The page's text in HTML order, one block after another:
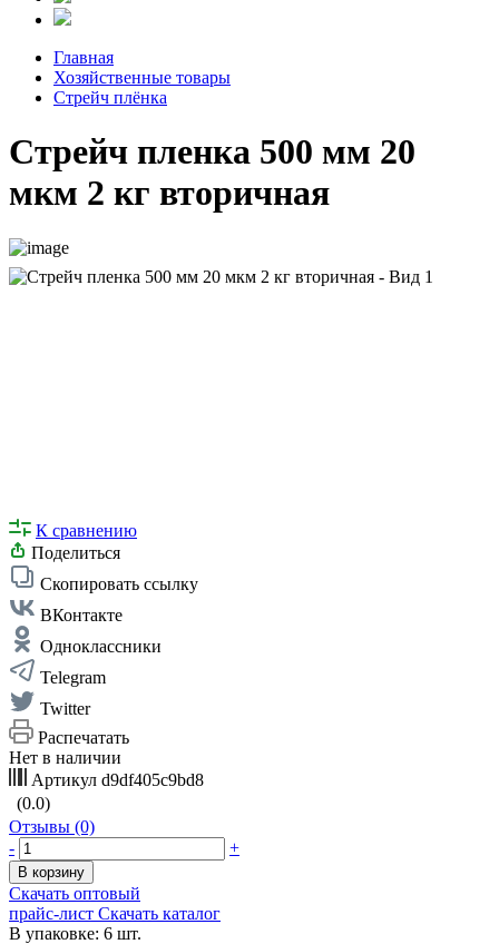
Главная
Хозяйственные товары
Стрейч плёнка
Стрейч пленка 500 мм 20
мкм 2 кг вторичная
К сравнению
Поделиться
Скопировать ссылку
ВКонтакте
Одноклассники
Telegram
Twitter
Распечатать
Нет в наличии
Артикул d9df405c9bd8
(0.0)
Отзывы (0)
-
+
В корзину
Скачать оптовый
прайс-лист Скачать каталог
В упаковке: 6 шт.